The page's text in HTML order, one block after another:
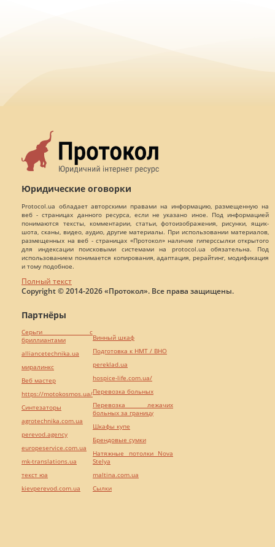
Юридические оговорки
Protocol.ua обладает авторскими правами на информацию, размещенную на
веб - страницах данного ресурса, если не указано иное. Под информацией
понимаются тексты, комментарии, статьи, фотоизображения, рисунки, ящик-
шота, сканы, видео, аудио, другие материалы. При использовании материалов,
размещенных на веб - страницах «Протокол» наличие гиперссылки открытого
для индексации поисковыми системами на protocol.ua обязательна. Под
использованием понимается копирования, адаптация, рерайтинг, модификация
и тому подобное.
Полный текст
Copyright © 2014-2026 «Протокол». Все права защищены.
Партнёры
Серьги с
бриллиантами
alliancetechnika.ua
миралинкс
Веб мастер
https://motokosmos.ua/
Синтезаторы
agrotechnika.com.ua
perevod.agency
europeservice.com.ua
mk-translations.ua
текст юа
kievperevod.com.ua
Винный шкаф
Подготовка к НМТ / ВНО
pereklad.ua
hospice-life.com.ua/
Перевозка больных
Перевозка лежачих
больных за границу
Шкафы купе
Брендовые сумки
Натяжные потолки Nova
Stelya
maltina.com.ua
Cылки